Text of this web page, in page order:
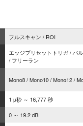
フルスキャン / ROI
エッジプリセットトリガ / パ
/ フリーラン
Mono8 / Mono10 / Mono12 /
1 µ秒 ～ 16,777 秒
0 ～ 19.2 dB